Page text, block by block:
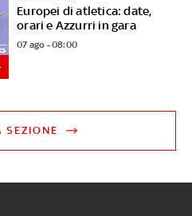
Europei di atletica: date,
orari e Azzurri in gara
07 ago - 08:00
SEZIONE